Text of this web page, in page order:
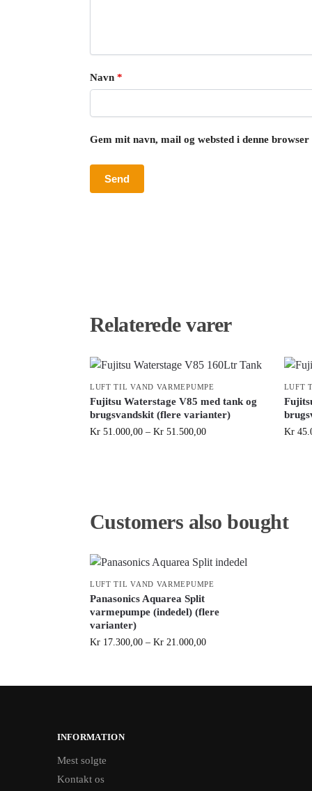
Navn *
Gem mit navn, mail og websted i denne
Relaterede varer
LUFT TIL VAND VARMEPUMPE
Fujitsu Waterstage V85 med tank og
brugsvandskit (flere varianter)
Kr51.000,00 – Kr51.500,00
LUFT
Kr
Customers also bought
LUFT TIL VAND VARMEPUMPE
Panasonics Aquarea Split
varmepumpe (indedel) (flere
varianter)
Kr17.300,00 – Kr21.000,00
INFORMATION
Mest solgte
Kontakt os